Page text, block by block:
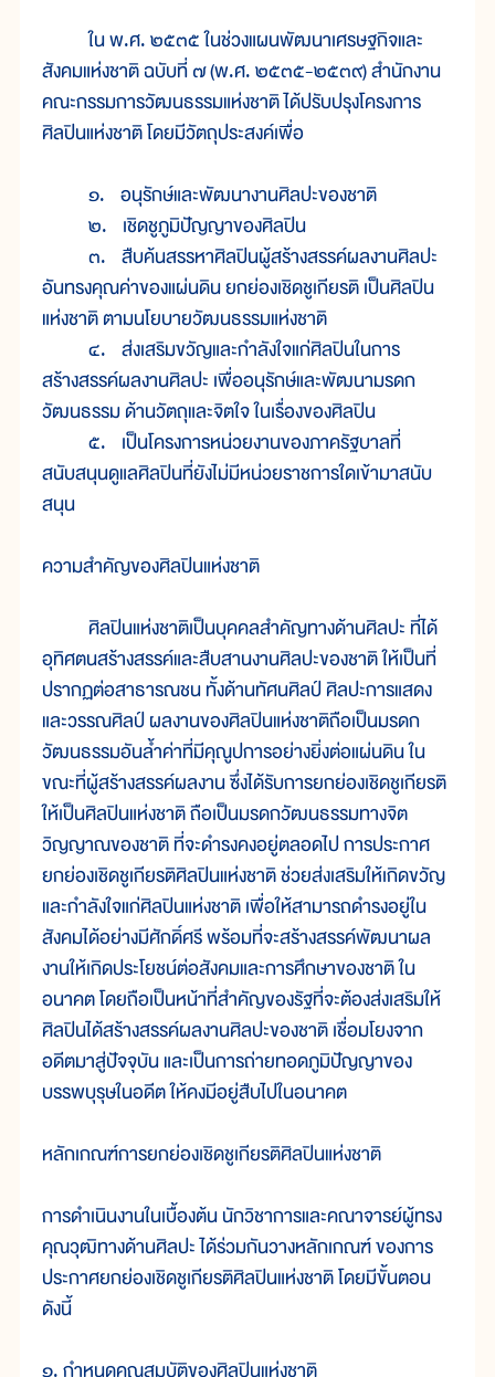
ใน พ.ศ. ๒๕๓๕ ในช่วงแผนพัฒนาเศรษฐกิจและ
สังคมแห่งชาติ ฉบับที่ ๗ (พ.ศ. ๒๕๓๕-๒๕๓๙) สำนักงาน
คณะกรรมการวัฒนธรรมแห่งชาติ ได้ปรับปรุงโครงการ
ศิลปินแห่งชาติ โดยมีวัตถุประสงค์เพื่อ
๑. อนุรักษ์และพัฒนางานศิลปะของชาติ
๒. เชิดชูภูมิปัญญาของศิลปิน
๓. สืบค้นสรรหาศิลปินผู้สร้างสรรค์ผลงานศิลปะ
อันทรงคุณค่าของแผ่นดิน ยกย่องเชิดชูเกียรติ เป็นศิลปิน
แห่งชาติ ตามนโยบายวัฒนธรรมแห่งชาติ
๔. ส่งเสริมขวัญและกำลังใจแก่ศิลปินในการ
สร้างสรรค์ผลงานศิลปะ เพื่ออนุรักษ์และพัฒนามรดก
วัฒนธรรม ด้านวัตถุและจิตใจ ในเรื่องของศิลปิน
๕. เป็นโครงการหน่วยงานของภาครัฐบาลที่
สนับสนุนดูแลศิลปินที่ยังไม่มีหน่วยราชการใดเข้ามาสนับ
สนุน
ความสำคัญของศิลปินแห่งชาติ
ศิลปินแห่งชาติเป็นบุคคลสำคัญทางด้านศิลปะ ที่ได้
อุทิศตนสร้างสรรค์และสืบสานงานศิลปะของชาติ ให้เป็นที่
ปรากฏต่อสาธารณชน ทั้งด้านทัศนศิลป์ ศิลปะการแสดง
และวรรณศิลป์ ผลงานของศิลปินแห่งชาติถือเป็นมรดก
วัฒนธรรมอันล้ำค่าที่มีคุณูปการอย่างยิ่งต่อแผ่นดิน ใน
ขณะที่ผู้สร้างสรรค์ผลงาน ซึ่งได้รับการยกย่องเชิดชูเกียรติ
ให้เป็นศิลปินแห่งชาติ ถือเป็นมรดกวัฒนธรรมทางจิต
วิญญาณของชาติ ที่จะดำรงคงอยู่ตลอดไป การประกาศ
ยกย่องเชิดชูเกียรติศิลปินแห่งชาติ ช่วยส่งเสริมให้เกิดขวัญ
และกำลังใจแก่ศิลปินแห่งชาติ เพื่อให้สามารถดำรงอยู่ใน
สังคมได้อย่างมีศักดิ์ศรี พร้อมที่จะสร้างสรรค์พัฒนาผล
งานให้เกิดประโยชน์ต่อสังคมและการศึกษาของชาติ ใน
อนาคต โดยถือเป็นหน้าที่สำคัญของรัฐที่จะต้องส่งเสริมให้
ศิลปินได้สร้างสรรค์ผลงานศิลปะของชาติ เชื่อมโยงจาก
อดีตมาสู่ปัจจุบัน และเป็นการถ่ายทอดภูมิปัญญาของ
บรรพบุรุษในอดีต ให้คงมีอยู่สืบไปในอนาคต
หลักเกณฑ์การยกย่องเชิดชูเกียรติศิลปินแห่งชาติ
การดำเนินงานในเบื้องต้น นักวิชาการและคณาจารย์ผู้ทรง
คุณวุฒิทางด้านศิลปะ ได้ร่วมกันวางหลักเกณฑ์ ของการ
ประกาศยกย่องเชิดชูเกียรติศิลปินแห่งชาติ โดยมีขั้นตอน
ดังนี้